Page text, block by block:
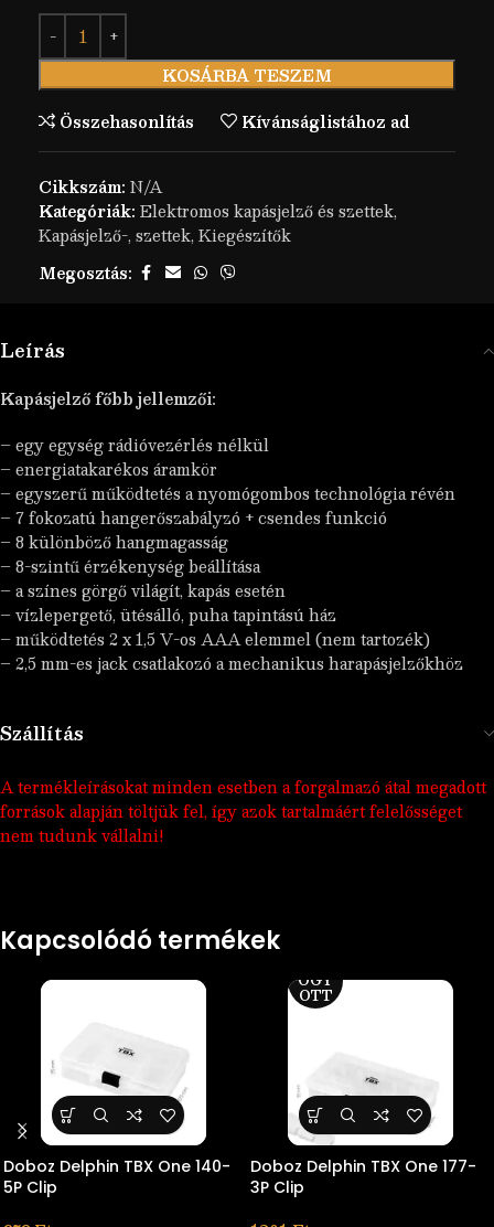
KOSÁRBA TESZEM
Összehasonlítás
Kívánságlistához ad
Cikkszám: N/A
Kategóriák: Elektromos kapásjelző és szettek,
Kapásjelző-, szettek, Kiegészítők
Megosztás:
Leírás
Kapásjelző főbb jellemzői:
– egy egység rádióvezérlés nélkül
– energiatakarékos áramkör
– egyszerű működtetés a nyomógombos technológia révén
– 7 fokozatú hangerőszabályzó + csendes funkció
– 8 különböző hangmagasság
– 8-szintű érzékenység beállítása
– a színes görgő világít, kapás esetén
– vízlepergető, ütésálló, puha tapintású ház
– működtetés 2 x 1,5 V-os AAA elemmel (nem tartozék)
– 2,5 mm-es jack csatlakozó a mechanikus harapásjelzőkhöz
Szállítás
A termékleírásokat minden esetben a forgalmazó átal megadott
források alapján töltjük fel, így azok tartalmáért felelősséget
nem tudunk vállalni!
Kapcsolódó termékek
Doboz Delphin TBX One 140-
5P Clip
OGY
OTT
Doboz Delphin TBX One 177-
3P Clip